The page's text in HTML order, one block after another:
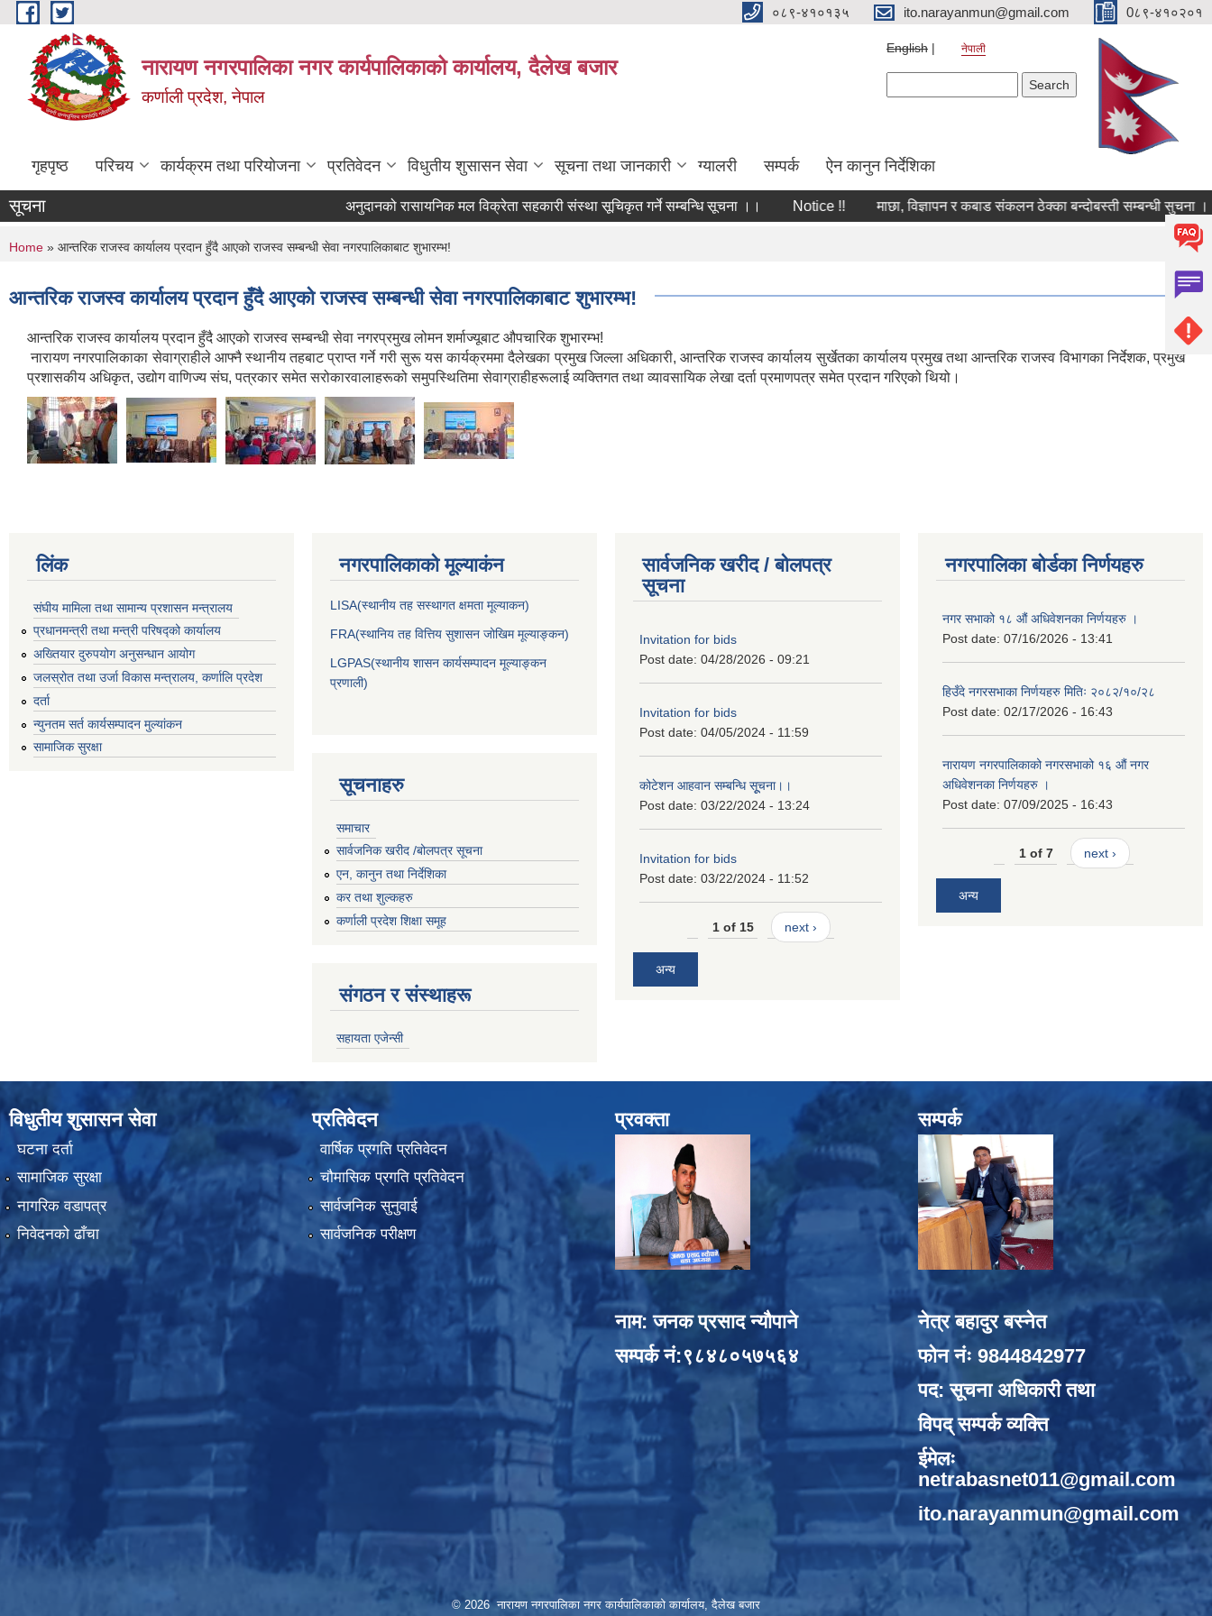
Skip to main content ०८९-४१०१३५ ito.narayanmun@gmail.com 0८९-४१०२०१
नारायण नगरपालिका नगर कार्यपालिकाको कार्यालय, दैलेख बजार
कर्णाली प्रदेश, नेपाल
English नेपाली
गृहपृष्ठ परिचय कार्यक्रम तथा परियोजना प्रतिवेदन विधुतीय शुसासन सेवा सूचना तथा जानकारी ग्यालरी सम्पर्क ऐन कानुन निर्देशिका
सूचना अनुदानको रासायनिक मल विक्रेता सहकारी संस्था सूचिकृत गर्ने सम्बन्धि सूचना ।। Notice !! माछा, विज्ञापन र कबाड संकलन ठेक्का बन्दोबस्ती सम्बन्धी सुचना ।।
You are here
Home » आन्तरिक राजस्व कार्यालय प्रदान हुँदै आएको राजस्व सम्बन्धी सेवा नगरपालिकाबाट शुभारम्भ!
आन्तरिक राजस्व कार्यालय प्रदान हुँदै आएको राजस्व सम्बन्धी सेवा नगरपालिकाबाट शुभारम्भ!
आन्तरिक राजस्व कार्यालय प्रदान हुँदै आएको राजस्व सम्बन्धी सेवा नगरप्रमुख लोमन शर्माज्यूबाट औपचारिक शुभारम्भ!
नारायण नगरपालिकाका सेवाग्राहीले आफ्नै स्थानीय तहबाट प्राप्त गर्ने गरी सुरू यस कार्यक्रममा दैलेखका प्रमुख जिल्ला अधिकारी, आन्तरिक राजस्व कार्यालय सुर्खेतका कार्यालय प्रमुख तथा आन्तरिक राजस्व विभागका निर्देशक, प्रमुख
प्रशासकीय अधिकृत, उद्योग वाणिज्य संघ, पत्रकार समेत सरोकारवालाहरूको समुपस्थितिमा सेवाग्राहीहरूलाई व्यक्तिगत तथा व्यावसायिक लेखा दर्ता प्रमाणपत्र समेत प्रदान गरिएको थियो।
लिंक
संघीय मामिला तथा सामान्य प्रशासन मन्त्रालय
प्रधानमन्त्री तथा मन्त्री परिषद्को कार्यालय
अख्तियार दुरुपयोग अनुसन्धान आयोग
जलस्रोत तथा उर्जा विकास मन्त्रालय, कर्णालि प्रदेश
दर्ता
न्युनतम सर्त कार्यसम्पादन मुल्यांकन
सामाजिक सुरक्षा
नगरपालिकाकाे मूल्याकंन
LISA(स्थानीय तह सस्थागत क्षमता मूल्याक‌न)
FRA(स्थानिय तह वित्तिय सुशासन जोखिम मूल्याङ्कन)
LGPAS(स्थानीय शासन कार्यसम्पादन मूल्याङ्कन
प्रणाली)
सूचनाहरु
समाचार
सार्वजनिक खरीद /बोलपत्र सूचना
एन, कानुन तथा निर्देशिका
कर तथा शुल्कहरु
कर्णाली प्रदेश शिक्षा समूह
संगठन र संस्थाहरू
सहायता एजेन्सी
सार्वजनिक खरीद / बोलपत्र
सूचना
Invitation for bids
Post date: 04/28/2026 - 09:21
Invitation for bids
Post date: 04/05/2024 - 11:59
कोटेशन आहवान सम्बन्धि सूूचना।।
Post date: 03/22/2024 - 13:24
Invitation for bids
Post date: 03/22/2024 - 11:52
1 of 15 next ›
अन्य
नगरपालिका बोर्डका निर्णयहरु
नगर सभाको १८ औं अधिवेशनका निर्णयहरु ।
Post date: 07/16/2026 - 13:41
हिउँदे नगरसभाका निर्णयहरु मितिः २०८२/१०/२८
Post date: 02/17/2026 - 16:43
नारायण नगरपालिकाको नगरसभाको १६ औं नगर
अधिवेशनका निर्णयहरु ।
Post date: 07/09/2025 - 16:43
1 of 7 next ›
अन्य
विधुतीय शुसासन सेवा
घटना दर्ता
सामाजिक सुरक्षा
नागरिक वडापत्र
निवेदनको ढाँचा
प्रतिवेदन
वार्षिक प्रगति प्रतिवेदन
चौमासिक प्रगति प्रतिवेदन
सार्वजनिक सुनुवाई
सार्वजनिक परीक्षण
प्रवक्ता
नाम: जनक प्रसाद न्यौपाने
सम्पर्क नं:९८४८०५७५६४
सम्पर्क
नेत्र बहादुर बस्नेत
फोन नंः 9844842977
पद: सूचना अधिकारी तथा
विपद् सम्पर्क व्यक्ति
ईमेलः
netrabasnet011@gmail.com
ito.narayanmun@gmail.com
© 2026 नारायण नगरपालिका नगर कार्यपालिकाको कार्यालय, दैलेख बजार